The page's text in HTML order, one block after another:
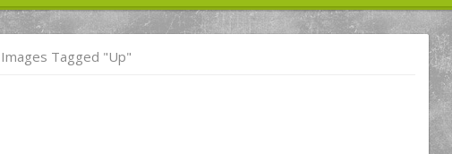
Images Tagged "up"